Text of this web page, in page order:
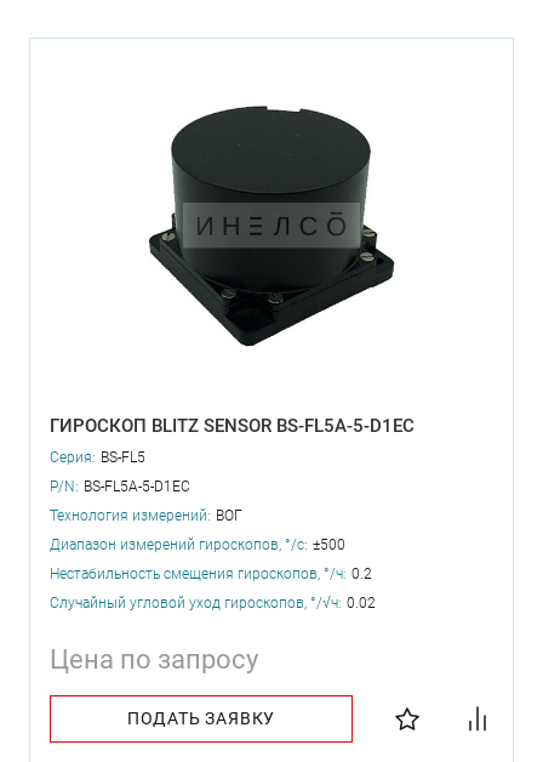
ГИРОСКОП BLITZ SENSOR BS-FL5A-5-D1EC
Серия: BS-FL5
P/N: BS-FL5A-5-D1EC
Технология измерений: ВОГ
Диапазон измерений гироскопов, °/с: ±500
Нестабильность смещения гироскопов, °/ч: 0.2
Случайный угловой уход гироскопов, °/√ч: 0.02
Цена по запросу
ПОДАТЬ ЗАЯВКУ